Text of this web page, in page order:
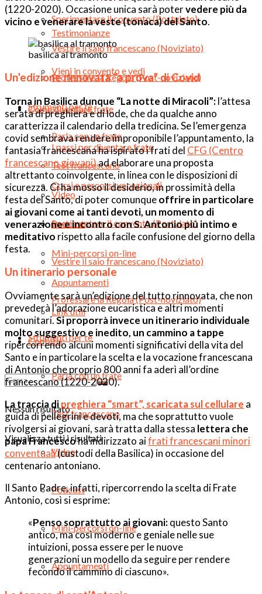
Sperimentare il convento (Postulato)
Vestire il saio francescano (Noviziato)
Professare la Regola (Post-noviziato)
Strumenti per te
Parla con un frate
Test francescano
Video
Podcast
Mini-percorsi on-line
Appuntamenti
Link utili
Contatti
Nessun risultato
Visualizza tutti i risultati
Testimonianze
Vieni in convento e vedi
Come diventare frate
I passi per diventare frate
Corsi e percorsi vocazionali
Sperimentare il convento (Postulato)
Vestire il saio francescano (Noviziato)
Professare la Regola (Post-noviziato)
Strumenti per te
Parla con un frate
Test francescano
Video
Podcast
Mini-percorsi on-line
Appuntamenti
(1220-2020). Occasione unica sarà potervedere più da
vicino e venerare la veste (tonaca) del Santo.
basilica al tramonto
Un’edizione rinnovata “a prova” di Covid
Torna in Basilica dunque “La notte di Miracoli”:l’attesa
serata di preghiera e di lode, che da qualche anno
caratterizza il calendario della tredicina. Se l’emergenza
covid sembrava rendere improponibile l’appuntamento, la
fantasia francescana ha ispirato i frati del CFG (Centro
francescano giovani)ad elaborare una proposta
altrettanto coinvolgente, in linea con le disposizioni di
sicurezza. Ci ha mosso il desiderio, in prossimità della
festa del Santo, di poter comunqueoffrire in particolare
ai giovani come ai tanti devoti, un momento di
venerazione e incontro con S. Antonio più intimo e
meditativo rispetto alla facile confusione del giorno della
festa.
Un itinerario personale
Ovviamente sarà un’edizione del tutto rinnovata, che non
prevederà l’adorazione eucaristica e altri momenti
comunitari.Si proporrà invece un itinerario individuale
molto suggestivo e inedito, un cammino a tappe
ripercorrendo alcuni momenti significativi della vita del
Santo e in particolare la scelta e la vocazione francescana
di Antonio che proprio 800 anni fa aderì all’ordine
francescano (1220-2020).
La traccia dipreghiera “smart”, scaricata sul cellulare a
guida di pellegrini e devoti, ma che soprattutto vuole
rivolgersi ai giovani, sarà tratta dalla stessa lettera che
papa Francescoha indirizzato aifrati francescani minori
conventuali(custodi della Basilica) in occasione del
centenario antoniano.
Il Santo Padre, infatti, ripercorrendo la scelta di Frate
Antonio, così si esprime:
«Penso soprattutto ai giovani:questo Santo
antico, ma così moderno e geniale nelle sue
intuizioni, possa essere per le nuove
generazioni un modello da seguire per rendere
fecondo il cammino di ciascuno».